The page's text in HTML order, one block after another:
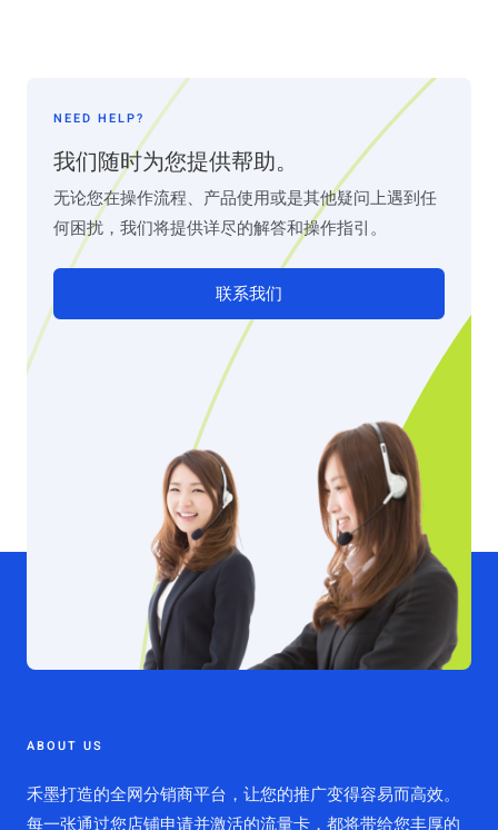
NEED HELP?
我们随时为您提供帮助。
无论您在操作流程、产品使用或是其他疑问上遇到任
何困扰，我们将提供详尽的解答和操作指引。
联系我们
ABOUT US
禾墨打造的全网分销商平台，让您的推广变得容易而高效。
每一张通过您店铺申请并激活的流量卡，都将带给您丰厚的